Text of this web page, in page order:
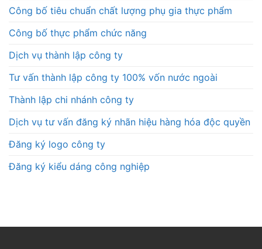
Công bố tiêu chuẩn chất lượng phụ gia thực phẩm
Công bố thực phẩm chức năng
Dịch vụ thành lập công ty
Tư vấn thành lập công ty 100% vốn nước ngoài
Thành lập chi nhánh công ty
Dịch vụ tư vấn đăng ký nhãn hiệu hàng hóa độc quyền
Đăng ký logo công ty
Đăng ký kiểu dáng công nghiệp